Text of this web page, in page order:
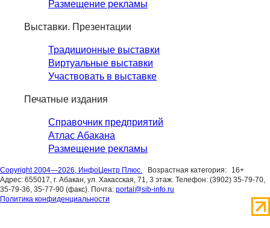
Размещение рекламы
Выставки. Презентации
Традиционные выставки
Виртуальные выставки
Участвовать в выставке
Печатные издания
Справочник предприятий
Атлас Абакана
Размещение рекламы
Copyright 2004—2026, ИнфоЦентр Плюс. Возрастная категория:
16+
Адрес: 655017, г. Абакан, ул. Хакасская, 71, 3 этаж. Телефон: (3902) 35-79-70,
35-79-36, 35-77-90 (факс). Почта: portal@sib-info.ru
Политика конфиденциальности